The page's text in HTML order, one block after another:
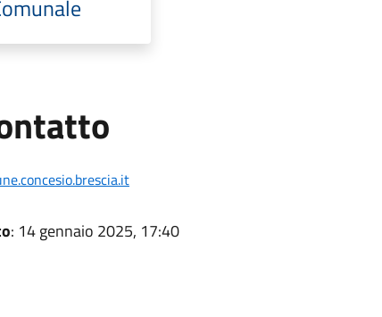
: 14 gennaio 2025, 17:40